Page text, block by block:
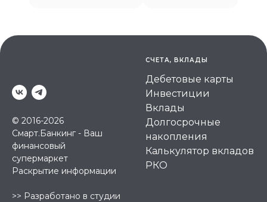
© 2016-2026
Смарт.Банкинг - Ваш
финансовый
супермаркет
Раскрытие информации
>> Разработано в студии
СЧЕТА, ВКЛАДЫ
Дебетовые карты
Инвестиции
Вклады
Долгосрочные
накопления
Калькулятор вкладов
РКО